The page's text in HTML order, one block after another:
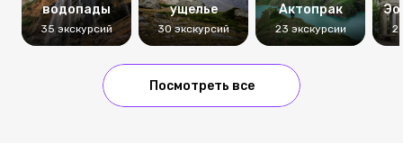
водопады
35 экскурсий
ущелье
30 экскурсий
Актопрак
23 экскурсии
Посмотреть все